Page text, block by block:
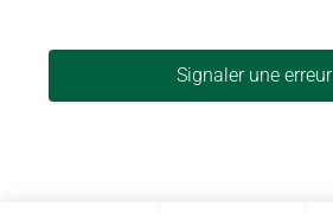
Signaler une erreur